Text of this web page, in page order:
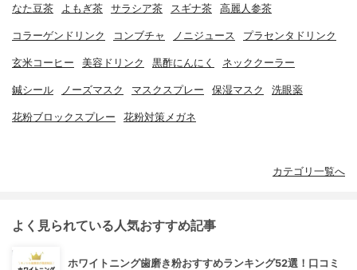
なた豆茶 よもぎ茶 サラシア茶 スギナ茶 高麗人参茶
コラーゲンドリンク コンブチャ ノニジュース プラセンタドリンク
玄米コーヒー 美容ドリンク 黒酢にんにく ネッククーラー
鍼シール ノーズマスク マスクスプレー 保湿マスク 洗眼薬
花粉ブロックスプレー 花粉対策メガネ
カテゴリ一覧へ
よく見られている人気おすすめ記事
ホワイトニング歯磨き粉おすすめランキング52選！口コミ